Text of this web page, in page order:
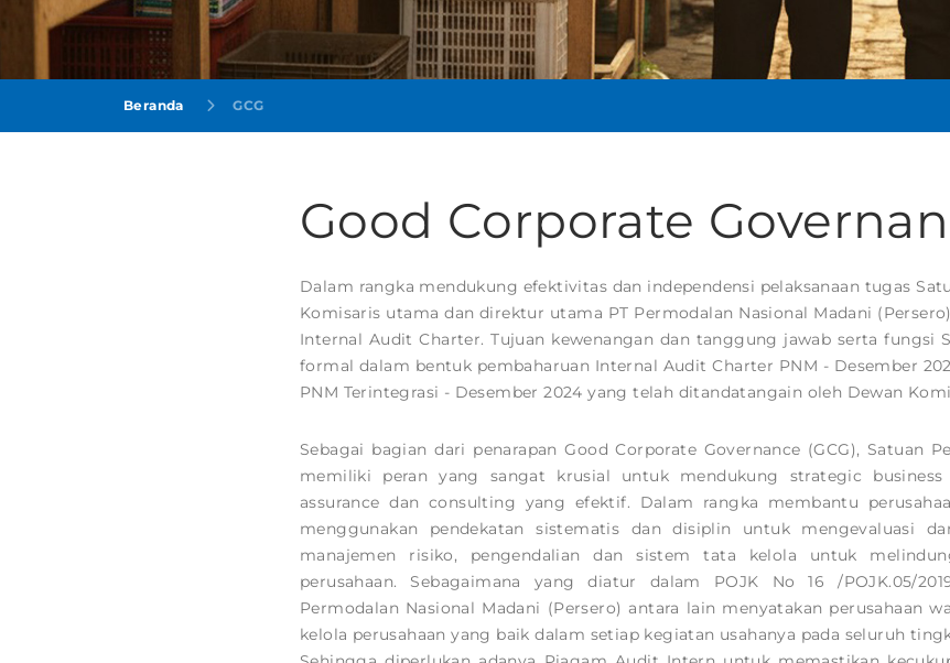
Beranda GCG
Good Corporate
Dalam rangka mendukung efektivitas dan independensi pelaksanaan tugas
Komisaris utama dan direktur utama PT Permodalan Nasional Madani (Persero)
Internal Audit Charter. Tujuan kewenangan dan tanggung jawab serta fungsi
formal dalam bentuk pembaharuan Internal Audit Charter PNM - Desember
PNM Terintegrasi - Desember 2024 yang telah ditandatangain oleh Dewan
Sebagai bagian dari penarapan Good Corporate Governance (GCG), Satuan
memiliki peran yang sangat krusial untuk mendukung strategic
assurance dan consulting yang efektif. Dalam rangka membantu
menggunakan pendekatan sistematis dan disiplin untuk mengevaluasi
manajemen risiko, pengendalian dan sistem tata kelola untuk
perusahaan. Sebagaimana yang diatur dalam POJK No 16 /POJK.05/
Permodalan Nasional Madani (Persero) antara lain menyatakan perusahaan
kelola perusahaan yang baik dalam setiap kegiatan usahanya pada seluruh